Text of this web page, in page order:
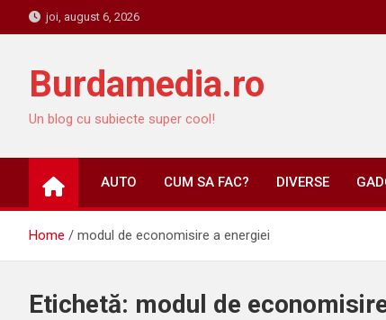
to
joi, august 6, 2026
Burdamedia.ro
Un blog cu subiecte super cool!
AUTO CUM SA FAC? DIVERSE
Home modul de economisire a energiei
Etichetă: modul de